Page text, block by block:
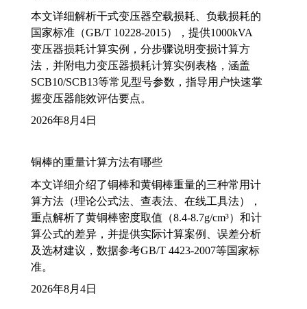
本文详细解析干式变压器空载损耗、负载损耗的
国家标准（GB/T 10228-2015），提供1000kVA
变压器损耗计算实例，分步骤说明变损计算方
法，并附电力变压器损耗计算实例表格，涵盖
SCB10/SCB13等常见型号参数，指导用户快速掌
握变压器能效评估要点。
2026年8月4日
铜棒的重量计算方法有哪些
本文详细介绍了铜棒和黄铜棒重量的三种常用计
算方法（理论公式法、查表法、在线工具法），
重点解析了黄铜棒密度取值（8.4-8.7g/cm³）和计
算公式的差异，并提供实际计算案例、误差分析
及选材建议，数据参考GB/T 4423-2007等国家标
准。
2026年8月4日